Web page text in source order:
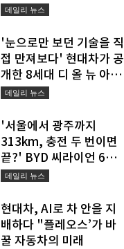
데일리 뉴스
데일리 뉴스
'눈으로만 보던 기술을 직
접 만져보다' 현대차가 공
개한 8세대 디 올 뉴 아반
떼의 진짜 경쟁력
데일리 뉴스
'서울에서 광주까지
313km, 충전 두 번이면
끝?' BYD 씨라이언 6
DM-i의 새로운 장거리 공
현대차, AI로 차 안을 지
배하다 "플레오스’가 바
꿀 자동차의 미래